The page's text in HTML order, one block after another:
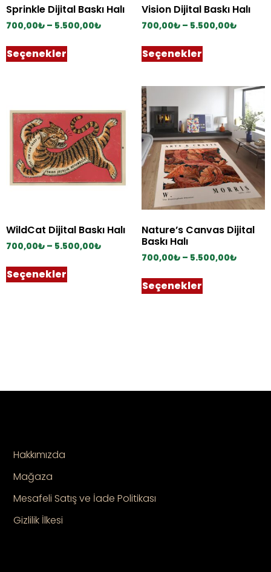
Sprinkle Dijital Baskı Halı
700,00₺ – 5.500,00₺
Seçenekler
Vision Dijital Baskı Halı
700,00₺ – 5.500,00₺
Seçenekler
WildCat Dijital Baskı Halı
700,00₺ – 5.500,00₺
Seçenekler
Nature’s Canvas Dijital
Baskı Halı
700,00₺ – 5.500,00₺
Seçenekler
Hakkımızda
Mağaza
Mesafeli Satış ve İade Politikası
Gizlilik İlkesi